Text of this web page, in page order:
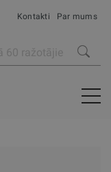
Kontakti Par mums